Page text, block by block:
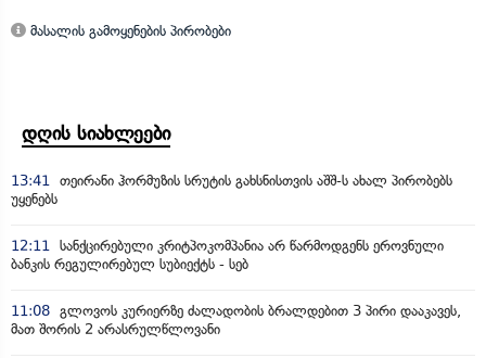
მასალის გამოყენების პირობები
დღის სიახლეები
13:41 თეირანი ჰორმუზის სრუტის გახსნისთვის აშშ-ს ახალ პირობებს
უყენებს
12:11 სანქცირებული კრიტპოკომპანია არ წარმოდგენს ეროვნული
ბანკის რეგულირებულ სუბიექტს - სებ
11:08 გლოვოს კურიერზე ძალადობის ბრალდებით 3 პირი დააკავეს,
მათ შორის 2 არასრულწლოვანი